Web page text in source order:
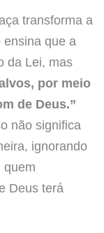
transforma a
ensina que a
da Lei, mas
por meio
de Deus.”
não significa
ignorando
quem
Deus terá